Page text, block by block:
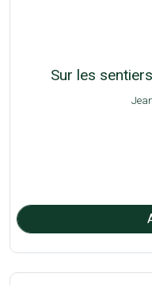
Sur les